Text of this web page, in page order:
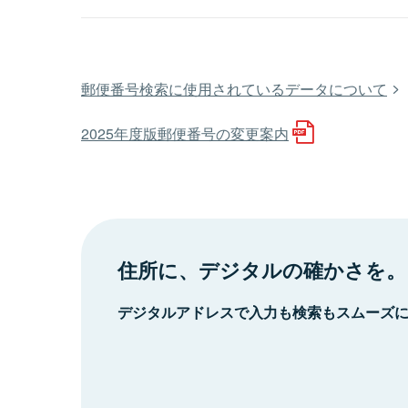
郵便番号検索に使用されているデータについて
2025年度版郵便番号の変更案内
住所に、デジタルの確かさを。
デジタルアドレスで入力も検索もスムーズ